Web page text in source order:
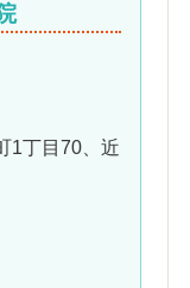
1丁目70、近